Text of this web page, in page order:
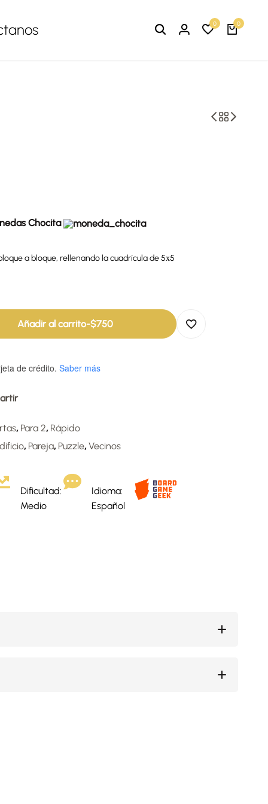
0 0
Chocita
a bloque, rellenando la cuadrícula de 5х5
Añadir al carrito-$750
de crédito. Saber más
, Para 2, Rápido
, Pareja, Puzzle, Vecinos
Dificultad:
Medio
Idioma:
Español